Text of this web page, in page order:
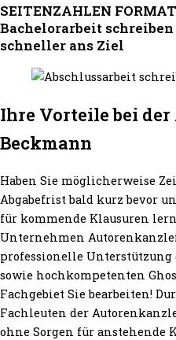
SEITENZAHLEN
Bachelorarbeit
schneller ans Ziel
Ihre Vorteile bei
Beckmann
Haben Sie möglicherweise
Abgabefrist bald kurz bevor
für kommende Klausuren
Unternehmen
professionelle
sowie hochkompetenten
Fachgebiet Sie bearbeiten!
Fachleuten der
ohne Sorgen für anstehende